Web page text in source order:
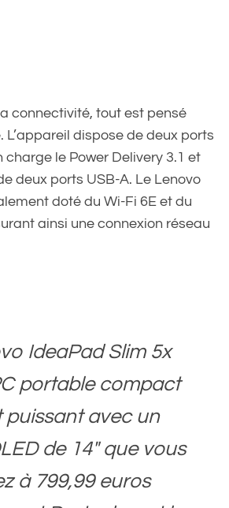
connectivité, tout est pensé
L’appareil dispose de deux ports
charge le Power Delivery 3.1 et
deux ports USB-A. Le Lenovo
doté du Wi-Fi 6E et du
ainsi une connexion réseau
IdeaPad Slim 5x
portable compact
puissant avec un
de 14" que vous
à 799,99 euros